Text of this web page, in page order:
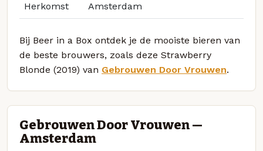
Herkomst Amsterdam
Bij Beer in a Box ontdek je de mooiste bieren van
de beste brouwers, zoals deze Strawberry
Blonde (2019) van Gebrouwen Door Vrouwen.
Gebrouwen Door Vrouwen —
Amsterdam